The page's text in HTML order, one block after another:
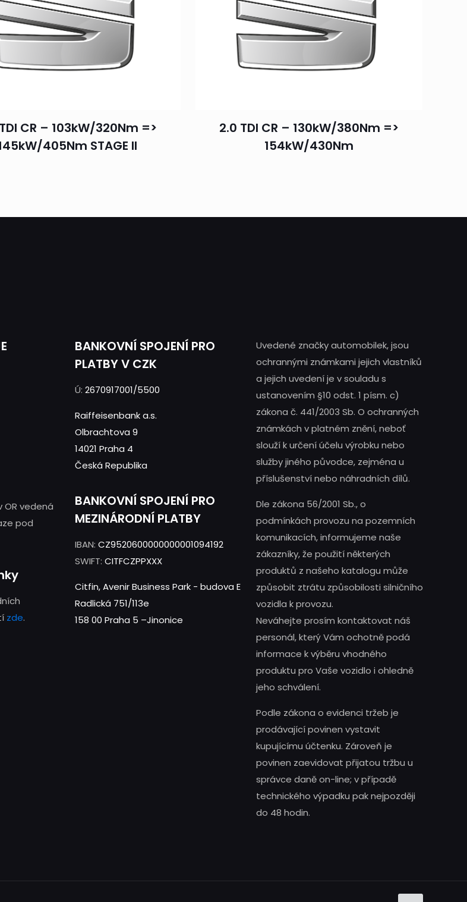
CR – 103kW/320Nm =>
405Nm STAGE II
2.0 TDI CR – 130kW/380Nm =>
154kW/430Nm
vedená
pod
zde.
BANKOVNÍ SPOJENÍ PRO
PLATBY V CZK
Ú: 2670917001/5500
Raiffeisenbank a.s.
Olbrachtova 9
14021 Praha 4
Česká Republika
BANKOVNÍ SPOJENÍ PRO
MEZINÁRODNÍ PLATBY
IBAN: CZ9520600000000001094192
SWIFT: CITFCZPPXXX
Citfin, Avenir Business Park - budova E
Radlická 751/113e
158 00 Praha 5 –Jinonice
Uvedené značky automobilek, jsou
ochrannými známkami jejich vlastníků
a jejich uvedení je v souladu s
ustanovením §10 odst. 1 písm. c)
zákona č. 441/2003 Sb. O ochranných
známkách v platném znění, neboť
slouží k určení účelu výrobku nebo
služby jiného původce, zejména u
příslušenství nebo náhradních dílů.
Dle zákona 56/2001 Sb., o
podmínkách provozu na pozemních
komunikacích, informujeme naše
zákazníky, že použití některých
produktů z našeho katalogu může
způsobit ztrátu způsobilosti silničního
vozidla k provozu.
Neváhejte prosím kontaktovat náš
personál, který Vám ochotně podá
informace k výběru vhodného
produktu pro Vaše vozidlo i ohledně
jeho schválení.
Podle zákona o evidenci tržeb je
prodávající povinen vystavit
kupujícímu účtenku. Zároveň je
povinen zaevidovat přijatou tržbu u
správce daně on-line; v případě
technického výpadku pak nejpozději
do 48 hodin.